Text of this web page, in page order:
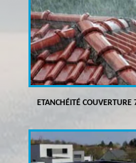
ETANCHÉITÉ COUVERTURE